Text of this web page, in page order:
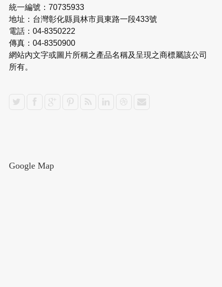
統一編號：70735933
地址：台灣彰化縣員林市員東路一段433號
電話：04-8350222
傳真：04-8350900
網站內文字或圖片所稱之產品名稱及呈現之商標屬該公司
所有。
Google Map